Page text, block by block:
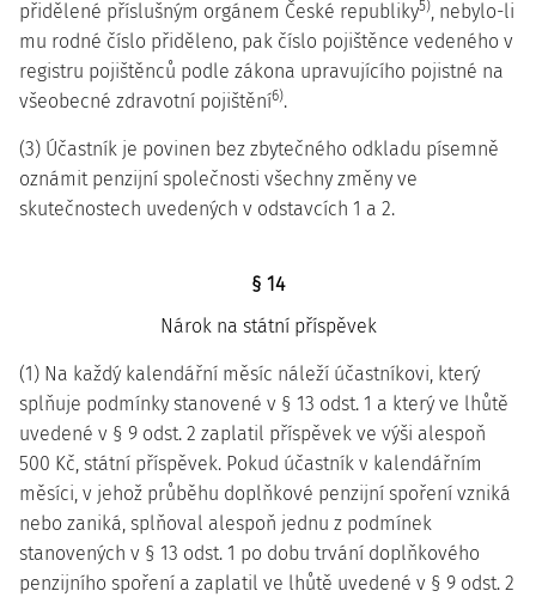
přidělené příslušným orgánem České republiky5), nebylo-li
mu rodné číslo přiděleno, pak číslo pojištěnce vedeného v
registru pojištěnců podle zákona upravujícího pojistné na
všeobecné zdravotní pojištění6).
(3) Účastník je povinen bez zbytečného odkladu písemně
oznámit penzijní společnosti všechny změny ve
skutečnostech uvedených v odstavcích 1 a 2.
§ 14
Nárok na státní příspěvek
(1) Na každý kalendářní měsíc náleží účastníkovi, který
splňuje podmínky stanovené v § 13 odst. 1 a který ve lhůtě
uvedené v § 9 odst. 2 zaplatil příspěvek ve výši alespoň
500 Kč, státní příspěvek. Pokud účastník v kalendářním
měsíci, v jehož průběhu doplňkové penzijní spoření vzniká
nebo zaniká, splňoval alespoň jednu z podmínek
stanovených v § 13 odst. 1 po dobu trvání doplňkového
penzijního spoření a zaplatil ve lhůtě uvedené v § 9 odst. 2